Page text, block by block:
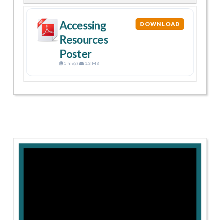
Accessing
Resources
Poster
1 file(s) 1.3 MB
DOWNLOAD